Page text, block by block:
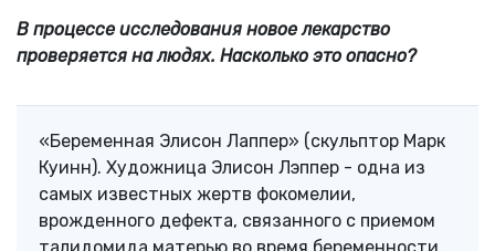
В процессе исследования новое лекарство
проверяется на людях. Насколько это опасно?
«Беременная Элисон Лаппер» (скульптор Марк
Куинн). Художница Элисон Лэппер - одна из
самых известных жертв фокомелии,
врожденного дефекта, связанного с приемом